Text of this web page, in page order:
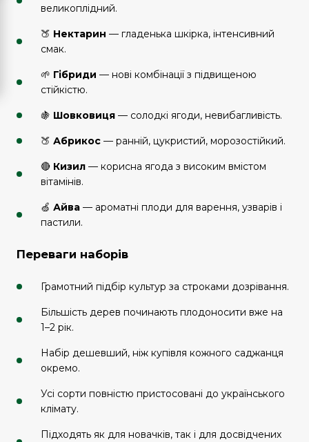
великоплідний.
🍑 Нектарин — гладенька шкірка, інтенсивний
смак.
🌱 Гібриди — нові комбінації з підвищеною
стійкістю.
🍇 Шовковиця — солодкі ягоди, невибагливість.
🍑 Абрикос — ранній, цукристий, морозостійкий.
🔴 Кизил — корисна ягода з високим вмістом
вітамінів.
🍏 Айва — ароматні плоди для варення, узварів і
пастили.
Переваги наборів
Грамотний підбір культур за строками дозрівання.
Більшість дерев починають плодоносити вже на
1–2 рік.
Набір дешевший, ніж купівля кожного саджанця
окремо.
Усі сорти повністю пристосовані до українського
клімату.
Підходять як для новачків, так і для досвідчених